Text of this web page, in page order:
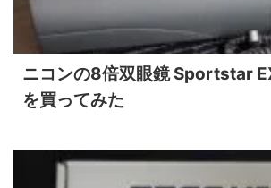
ニコンの8倍双眼鏡 Sportstar
を買ってみた